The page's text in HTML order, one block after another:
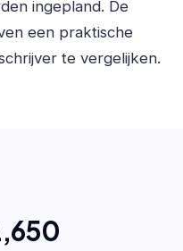
ingepland. De
een praktische
te vergelijken.